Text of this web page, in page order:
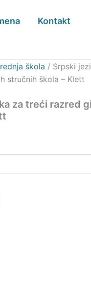
Kontakt
škola / Srpski
stručnih škola – Klett
za treći razred